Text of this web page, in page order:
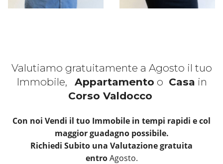
Valutiamo gratuitamente a Agosto il tuo
Immobile, Appartamento o Casa in
Corso Valdocco
Con noi Vendi il tuo Immobile in tempi rapidi e col
maggior guadagno possibile.
Richiedi Subito una Valutazione gratuita
entroAgosto.